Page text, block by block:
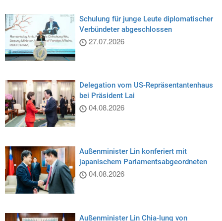
Schulung für junge Leute diplomatischer
Verbündeter abgeschlossen
27.07.2026
Delegation vom US-Repräsentantenhaus
bei Präsident Lai
04.08.2026
Außenminister Lin konferiert mit
japanischem Parlamentsabgeordneten
04.08.2026
Außenminister Lin Chia-lung von